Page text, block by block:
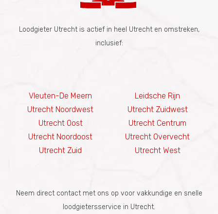
Loodgieter Utrecht is actief in heel Utrecht en omstreken,
inclusief:
Vleuten-De Meern
Leidsche Rijn
Utrecht Noordwest
Utrecht Zuidwest
Utrecht Oost
Utrecht Centrum
Utrecht Noordoost
Utrecht Overvecht
Utrecht Zuid
Utrecht West
Neem direct contact met ons op voor vakkundige en snelle
loodgietersservice in Utrecht.